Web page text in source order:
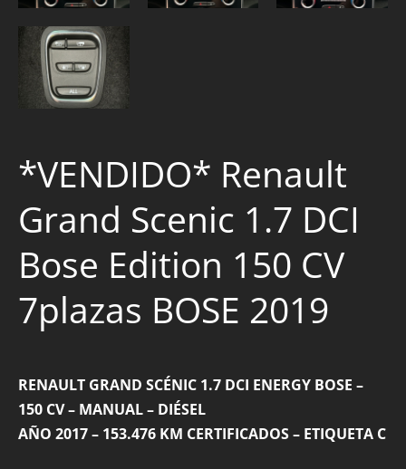
*VENDIDO* Renault
Grand Scenic 1.7 DCI
Bose Edition 150 CV
7plazas BOSE 2019
RENAULT GRAND SCÉNIC 1.7 DCI ENERGY BOSE –
150 CV – MANUAL – DIÉSEL
AÑO 2017 – 153.476 KM CERTIFICADOS – ETIQUETA C